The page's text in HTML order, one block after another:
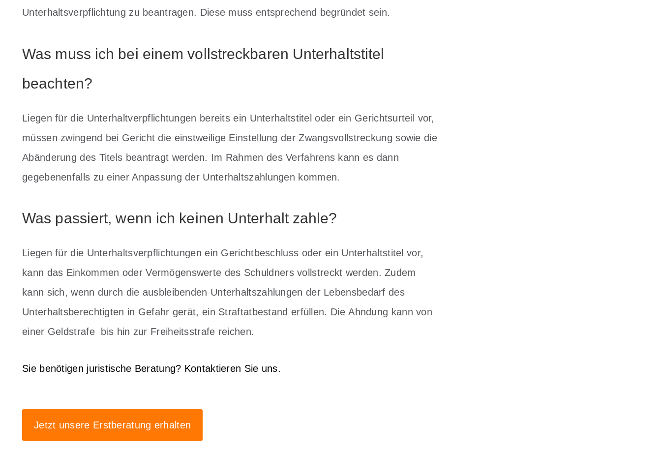
Unterhaltsverpflichtung zu beantragen. Diese muss entsprechend begründet sein.
Was muss ich bei einem vollstreckbaren Unterhaltstitel
beachten?
Liegen für die Unterhaltverpflichtungen bereits ein Unterhaltstitel oder ein Gerichtsurteil vor,
müssen zwingend bei Gericht die einstweilige Einstellung der Zwangsvollstreckung sowie die
Abänderung des Titels beantragt werden. Im Rahmen des Verfahrens kann es dann
gegebenenfalls zu einer Anpassung der Unterhaltszahlungen kommen.
Was passiert, wenn ich keinen Unterhalt zahle?
Liegen für die Unterhaltsverpflichtungen ein Gerichtbeschluss oder ein Unterhaltstitel vor,
kann das Einkommen oder Vermögenswerte des Schuldners vollstreckt werden. Zudem
kann sich, wenn durch die ausbleibenden Unterhaltszahlungen der Lebensbedarf des
Unterhaltsberechtigten in Gefahr gerät, ein Straftatbestand erfüllen. DieAhndung kann von
einer Geldstrafe bis hin zur Freiheitsstrafe reichen.
Sie benötigen juristische Beratung? Kontaktieren Sie uns.
Jetzt unsere Erstberatung erhalten